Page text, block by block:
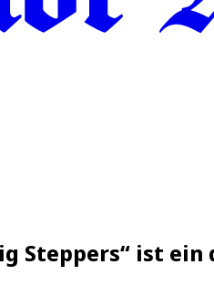
Steppers“ ist